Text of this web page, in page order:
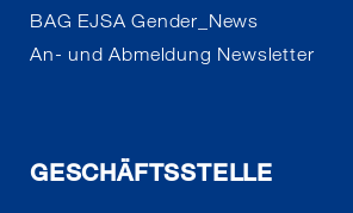
BAG EJSA Gender_News
An- und Abmeldung Newsletter
GESCHÄFTSSTELLE